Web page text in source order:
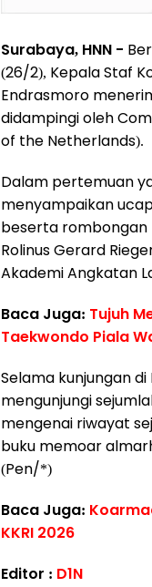
Surabaya, HNN -
(26/2), Kepala Staf
Endrasmoro
didampingi oleh
of the Netherlands).
Dalam pertemuan
menyampaikan
beserta rombongan
Rolinus Gerard
Akademi Angkatan
Baca Juga: Tujuh
Taekwondo Piala
Selama kunjungan
mengunjungi
mengenai riwayat
buku memoar
(Pen/*)
Baca Juga:
KKRI 2026
Editor : D1N